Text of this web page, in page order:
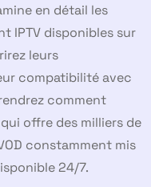
en détail les
IPTV disponibles sur
leurs
compatibilité avec
comment
offre des milliers de
constamment mis
24/7.